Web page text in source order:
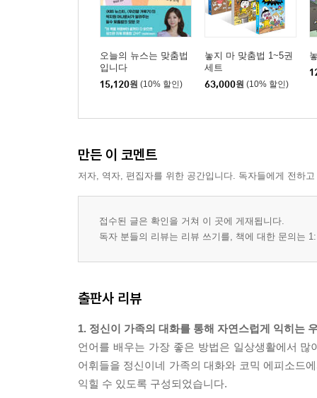
오늘의 뉴스는 맞춤법
입니다
15,120원 (10% 할인)
놓지 마 맞춤법 1~5권
세트
63,000원 (10% 할인)
만든 이 코멘트
저자, 역자, 편집자를 위한 공간입니다. 독자들에게 전하
접수된 글은 확인을 거쳐 이 곳에 게재됩니다.
독자 분들의 리뷰는 리뷰 쓰기를, 책에 대한 문의는
출판사 리뷰
1. 정신이 가족의 대화를 통해 자연스럽게 익히는
언어를 배우는 가장 좋은 방법은 일상생활에서
어휘들을 정신이네 가족의 대화와 코믹 에피소드
익힐 수 있도록 구성되었습니다.